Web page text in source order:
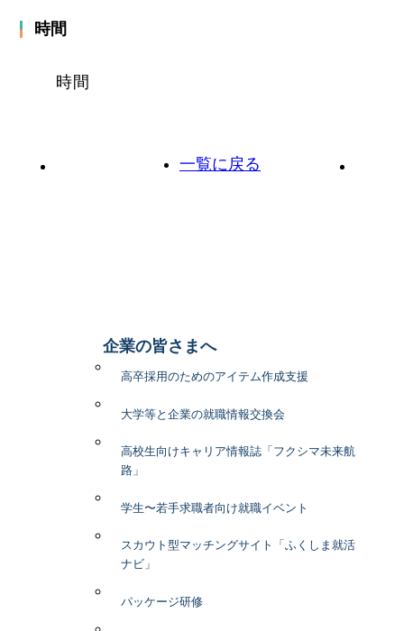
時間
時間
一覧に戻る
企業の皆さまへ
高卒採用のためのアイテム作成支援
大学等と企業の就職情報交換会
高校生向けキャリア情報誌「フクシマ未来航
路」
学生〜若手求職者向け就職イベント
スカウト型マッチングサイト「ふくしま就活
ナビ」
パッケージ研修